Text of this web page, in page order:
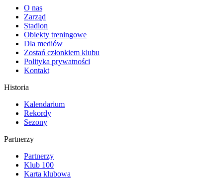
O nas
Zarząd
Stadion
Obiekty treningowe
Dla mediów
Zostań członkiem klubu
Polityka prywatności
Kontakt
Historia
Kalendarium
Rekordy
Sezony
Partnerzy
Partnerzy
Klub 100
Karta klubowa